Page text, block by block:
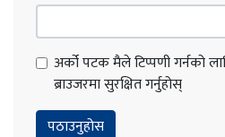
अर्को पटक मैले टिप्पणी गर्नको
ब्राउजरमा सुरक्षित गर्नुहोस्